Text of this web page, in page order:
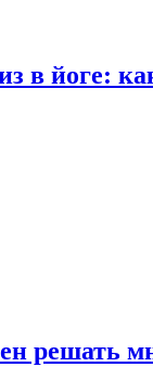
в йоге:
решать